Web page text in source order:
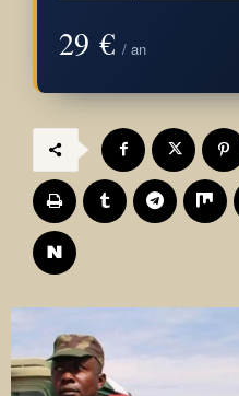
29 € / an